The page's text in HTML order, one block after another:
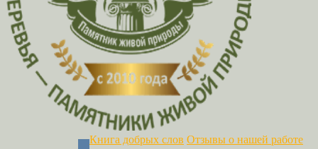
Книга добрых слов Отзывы о нашей работе